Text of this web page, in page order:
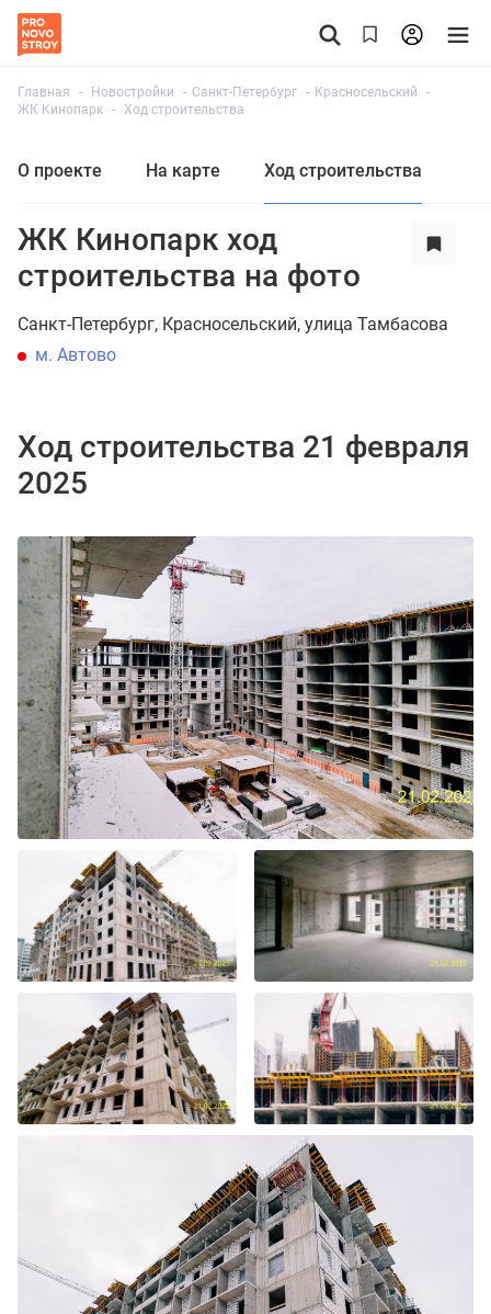
Главная Новостройки Санкт-Петербург
Красносельский
ЖК Кинопарк
Ход строительства
О проекте На карте Ход строительства
ЖК Кинопарк ход
строительства на фото
Санкт-Петербург Красносельский улица Тамбасова
м. Автово
Ход строительства 21 февраля
2025